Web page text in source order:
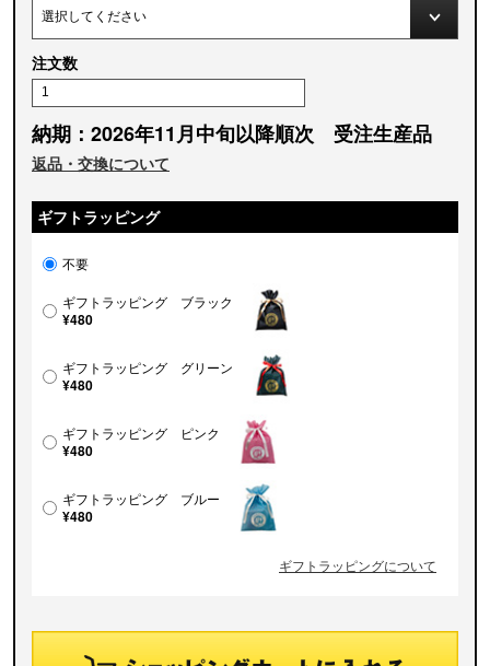
注文数
納期：2026年11月中旬以降順次 受注生産品
返品・交換について
ギフトラッピング
不要
ギフトラッピング ブラック
¥480
ギフトラッピング グリーン
¥480
ギフトラッピング ピンク
¥480
ギフトラッピング ブルー
¥480
ギフトラッピングについて